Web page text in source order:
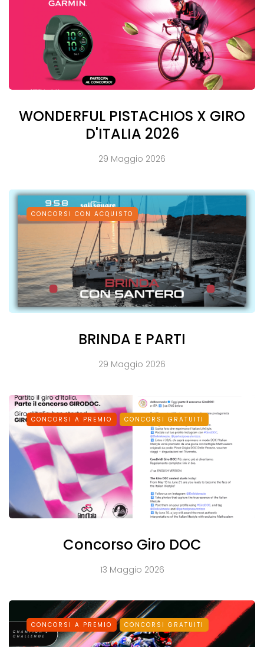
WONDERFUL PISTACHIOS X GIRO
D'ITALIA 2026
29 Maggio 2026
CONCORSI CON ACQUISTO
BRINDA E PARTI
29 Maggio 2026
CONCORSI A PREMIO CONCORSI GRATUITI
Concorso Giro DOC
13 Maggio 2026
CONCORSI A PREMIO CONCORSI GRATUITI